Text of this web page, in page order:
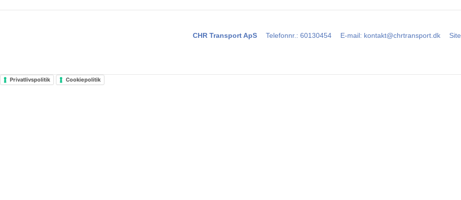
CHR Transport ApS Telefonnr. : 60130454 E-mail: kontakt@chrtransport.dk
Privatlivspolitik Cookiepolitik